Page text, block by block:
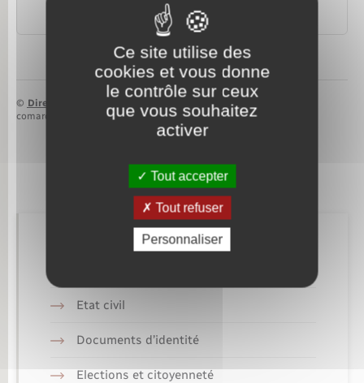
Office national des anciens combattants et victimes de
© Direction de l’information légale et administrative
comarquage developpé parbaseo.io
Retrouvez aussi
Etat civil
Documents d’identité
Elections et citoyenneté
Ce site utilise des
cookies et vous donne
le contrôle sur ceux
que vous souhaitez
activer
Tout accepter
Tout refuser
Personnaliser